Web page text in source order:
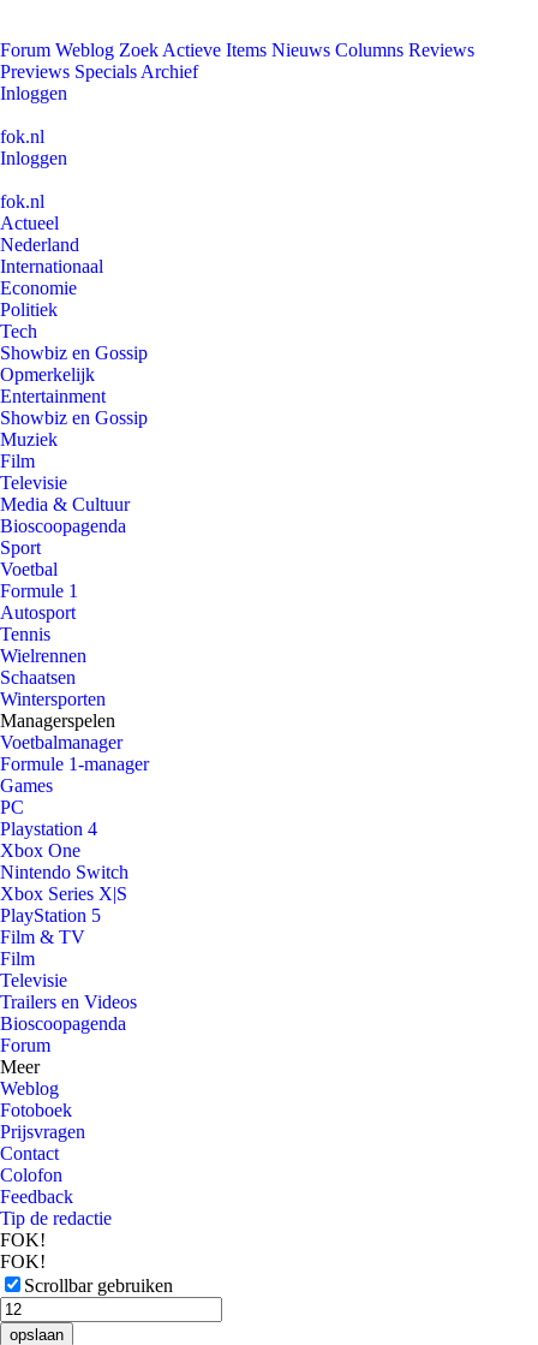
Forum Weblog Zoek Actieve Items Nieuws Columns Reviews
Previews Specials Archief
Inloggen
fok.nl
Inloggen
fok.nl
Actueel
Nederland
Internationaal
Economie
Politiek
Tech
Showbiz en Gossip
Opmerkelijk
Entertainment
Showbiz en Gossip
Muziek
Film
Televisie
Media & Cultuur
Bioscoopagenda
Sport
Voetbal
Formule 1
Autosport
Tennis
Wielrennen
Schaatsen
Wintersporten
Managerspelen
Voetbalmanager
Formule 1-manager
Games
PC
Playstation 4
Xbox One
Nintendo Switch
Xbox Series X|S
PlayStation 5
Film & TV
Film
Televisie
Trailers en Videos
Bioscoopagenda
Forum
Meer
Weblog
Fotoboek
Prijsvragen
Contact
Colofon
Feedback
Tip de redactie
FOK!
FOK!
Scrollbar gebruiken
opslaan